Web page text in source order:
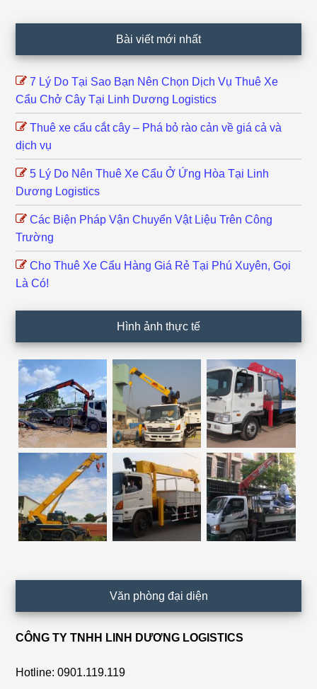
Bài viết mới nhất
7 Lý Do Tại Sao Bạn Nên Chọn Dịch Vụ Thuê Xe
Cẩu Chở Cây Tại Linh Dương Logistics
Thuê xe cẩu cắt cây – Phá bỏ rào cản về giá cả và
dịch vụ
5 Lý Do Nên Thuê Xe Cẩu Ở Ứng Hòa Tại Linh
Dương Logistics
Các Biện Pháp Vận Chuyển Vật Liệu Trên Công
Trường
Cho Thuê Xe Cẩu Hàng Giá Rẻ Tại Phú Xuyên, Gọi
Là Có!
Hình ảnh thực tế
Văn phòng đại diện
CÔNG TY TNHH LINH DƯƠNG LOGISTICS
Hotline: 0901.119.119